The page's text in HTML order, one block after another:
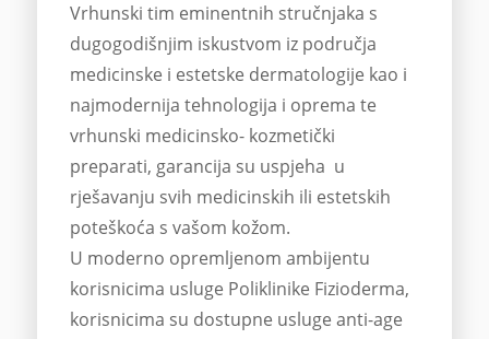
Vrhunski tim eminentnih stručnjaka s
dugogodišnjim iskustvom iz područja
medicinske i estetske dermatologije kao i
najmodernija tehnologija i oprema te
vrhunski medicinsko- kozmetički
preparati, garancija su uspjeha u
rješavanju svih medicinskih ili estetskih
poteškoća s vašom kožom.
U moderno opremljenom ambijentu
korisnicima usluge Poliklinike Fizioderma,
korisnicima su dostupne usluge anti-age